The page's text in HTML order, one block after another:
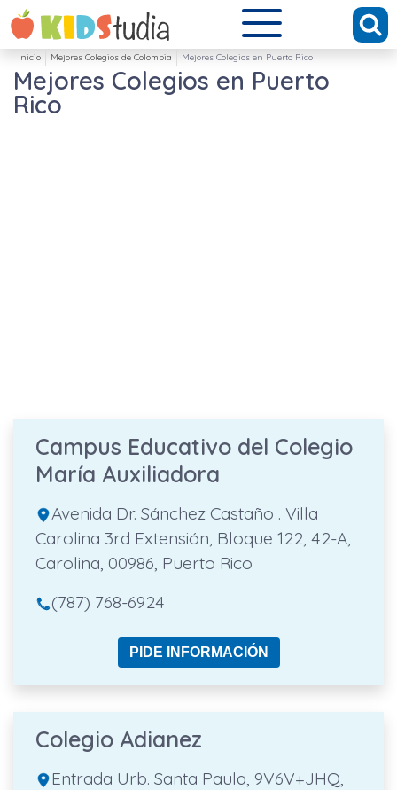
Inicio Mejores Colegios de Colombia Mejores Colegios en Puerto Rico
Mejores Colegios en Puerto
Rico
Campus Educativo del Colegio
María Auxiliadora
Avenida Dr. Sánchez Castaño . Villa
Carolina 3rd Extensión, Bloque 122, 42-A,
Carolina, 00986, Puerto Rico
(787) 768-6924
PIDE INFORMACIÓN
Colegio Adianez
Entrada Urb. Santa Paula, 9V6V+JHQ,